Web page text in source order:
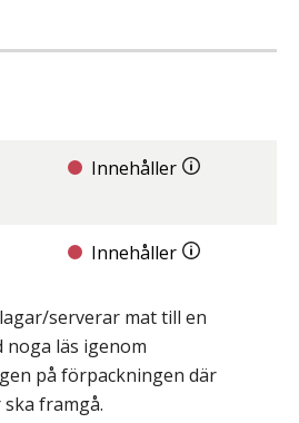
Innehåller
Innehåller
serverar mat till en
läs igenom
på förpackningen där
framgå.